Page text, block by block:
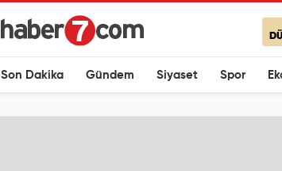
Son Dakika Gündem Siyaset Spor